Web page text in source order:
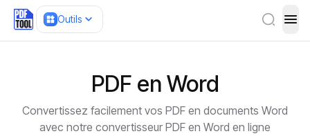
Outils
PDF en Word
Convertissez facilement vos PDF en documents Word
avec notre convertisseur PDF en Word en ligne